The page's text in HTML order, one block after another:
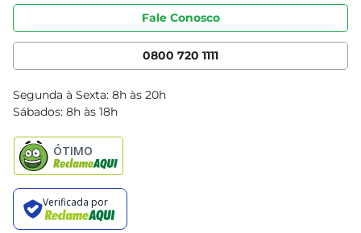
Portal do fornecedor
Cencosud Media
Código de ética
Serviços
Clube Bretas
Blog Bretas
Black Friday
Fale Conosco
0800 720 1111
Segunda à Sexta: 8h às 20h
Sábados: 8h às 18h